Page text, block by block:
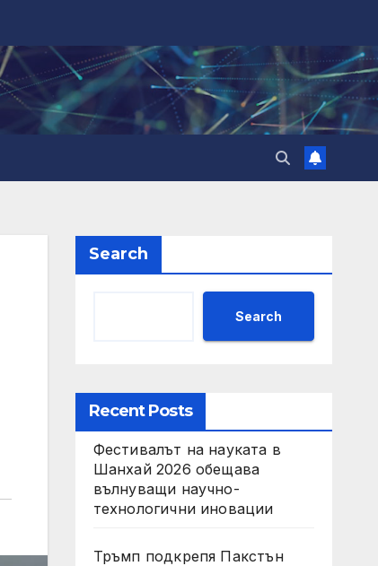
Search
Search
Recent Posts
Фестивалът на науката в
Шанхай 2026 обещава
вълнуващи научно-
технологични иновации
Тръмп подкрепя Пакстън